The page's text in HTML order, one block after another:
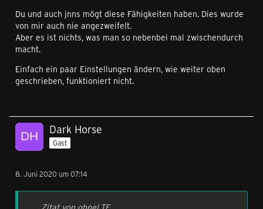
Du und auch jnns mögt diese Fähigkeiten haben. Dies wurde
von mir auch nie angezweifelt.
Aber es ist nichts, was man so nebenbei mal zwischendurch
macht.
Einfach ein paar Einstellungen ändern, wie weiter oben
geschrieben, funktioniert nicht.
Dark Horse
Gast
8. Juni 2020 um 07:14